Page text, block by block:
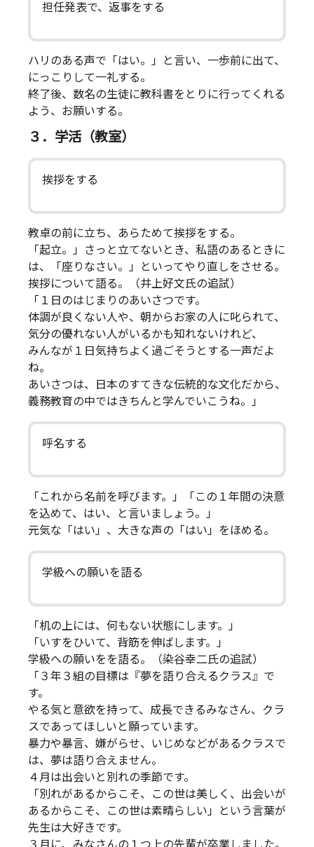
担任発表で、返事をする
ハリのある声で「はい。」と言い、一歩前に出て、
にっこりして一礼する。
終了後、数名の生徒に教科書をとりに行ってくれる
よう、お願いする。
３．学活（教室）
挨拶をする
教卓の前に立ち、あらためて挨拶をする。
「起立。」さっと立てないとき、私語のあるときに
は、「座りなさい。」といってやり直しをさせる。
挨拶について語る。（井上好文氏の追試）
「１日のはじまりのあいさつです。
体調が良くない人や、朝からお家の人に叱られて、
気分の優れない人がいるかも知れないけれど、
みんなが１日気持ちよく過ごそうとする一声だよ
ね。
あいさつは、日本のすてきな伝統的な文化だから、
義務教育の中ではきちんと学んでいこうね。」
呼名する
「これから名前を呼びます。」「この１年間の決意
を込めて、はい、と言いましょう。」
元気な「はい」、大きな声の「はい」をほめる。
学級への願いを語る
「机の上には、何もない状態にします。」
「いすをひいて、背筋を伸ばします。」
学級への願いをを語る。（染谷幸二氏の追試）
「３年３組の目標は『夢を語り合えるクラス』で
す。
やる気と意欲を持って、成長できるみなさん、クラ
スであってほしいと願っています。
暴力や暴言、嫌がらせ、いじめなどがあるクラスで
は、夢は語り合えません。
４月は出会いと別れの季節です。
「別れがあるからこそ、この世は美しく、出会いが
あるからこそ、この世は素晴らしい」という言葉が
先生は大好きです。
３月に、みなさんの１つ上の先輩が卒業しました。